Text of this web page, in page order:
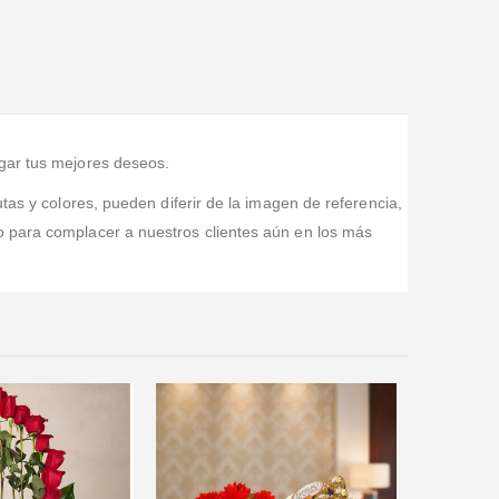
tus mejores deseos.
y colores, pueden diferir de la imagen de referencia,
complacer a nuestros clientes aún en los más